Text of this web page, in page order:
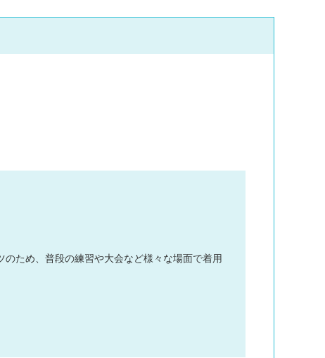
ため、普段の練習や大会など様々な場面で着用